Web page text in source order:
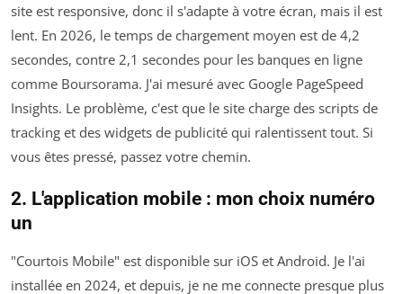
site est responsive, donc il s'adapte à votre écran, mais il est
lent. En 2026, le temps de chargement moyen est de 4,2
secondes, contre 2,1 secondes pour les banques en ligne
comme Boursorama. J'ai mesuré avec Google PageSpeed
Insights. Le problème, c'est que le site charge des scripts de
tracking et des widgets de publicité qui ralentissent tout. Si
vous êtes pressé, passez votre chemin.
2. L'application mobile : mon choix numéro
un
"Courtois Mobile" est disponible sur iOS et Android. Je l'ai
installée en 2024, et depuis, je ne me connecte presque plus